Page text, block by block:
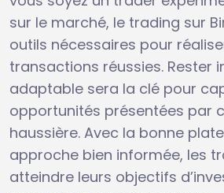
sur le marché, le trading sur
outils nécessaires pour
transactions réussies. Rester
adaptable sera la clé pour
opportunités présentées par
haussière. Avec la bonne
approche bien informée, les
atteindre leurs objectifs